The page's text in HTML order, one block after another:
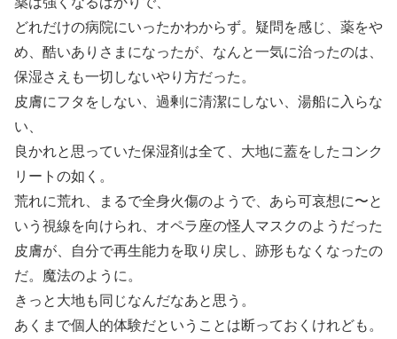
どれだけの病院にいったかわからず。疑問を感じ、薬をや
め、酷いありさまになったが、なんと一気に治ったのは、
保湿さえも一切しないやり方だった。
皮膚にフタをしない、過剰に清潔にしない、湯船に入らな
い、
良かれと思っていた保湿剤は全て、大地に蓋をしたコンク
リートの如く。
荒れに荒れ、まるで全身火傷のようで、あら可哀想に〜と
いう視線を向けられ、オペラ座の怪人マスクのようだった
皮膚が、自分で再生能力を取り戻し、跡形もなくなったの
だ。魔法のように。
きっと大地も同じなんだなあと思う。
あくまで個人的体験だということは断っておくけれども。